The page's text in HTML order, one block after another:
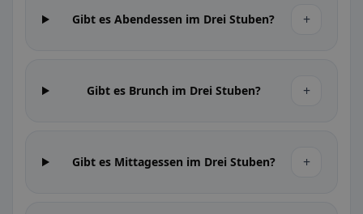
Gibt es Abendessen im Drei Stuben? +
Gibt es Brunch im Drei Stuben? +
Gibt es Mittagessen im Drei Stuben? +